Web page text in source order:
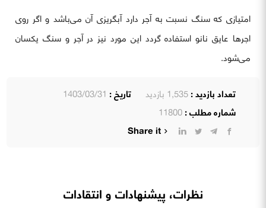
امتیازی که سنگ نسبت به آجر دارد آبگریزی آن می‌باشد و اگر روی
اجرها عایق نانو استفاده گردد این مورد نیز در آجر و سنگ یکسان
می‌شود.
تعداد بازدید :1,535 بازدید تاریخ : 1403/03/31
شماره مطلب :11800
Share it
نظرات، پیشنهادات و انتقادات